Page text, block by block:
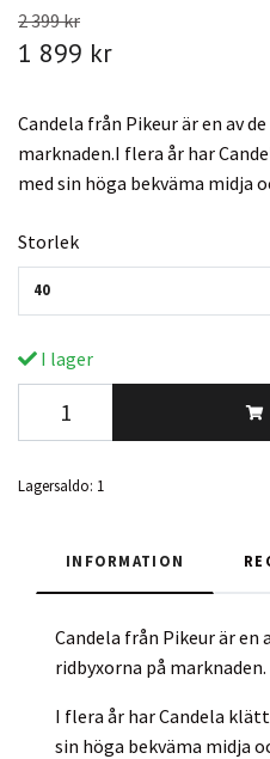
2 399 kr
1 899 kr
Candela från Pikeur är en av
marknaden.I flera år har
med sin höga bekväma midja
Storlek
40
I lager
Lagersaldo: 1
INFORMATION
Candela från Pikeur är en
ridbyxorna på marknaden.
I flera år har Candela
sin höga bekväma midja